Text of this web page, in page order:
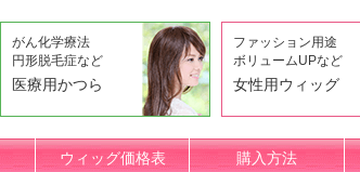
がん化学療法
円形脱毛症など
医療用かつら
ファッション用途
ボリュームUPなど
女性用ウィッグ
ウィッグ価格表 購入方法